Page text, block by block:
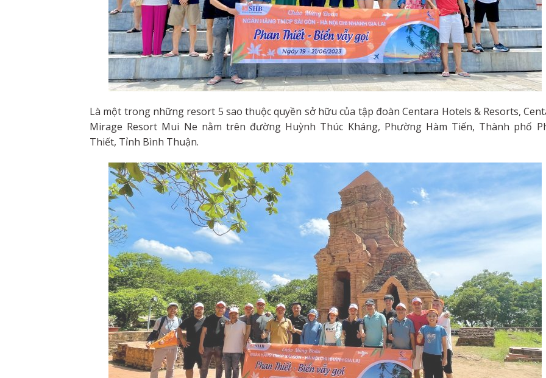
Là một trong những resort 5 sao thuộc quyền sở hữu của tập đoàn Centara Hotels & Resorts,
Mirage Resort Mui Ne nằm trên đường Huỳnh Thúc Kháng, Phường Hàm Tiến, Thành phố
Thiết, Tỉnh Bình Thuận.